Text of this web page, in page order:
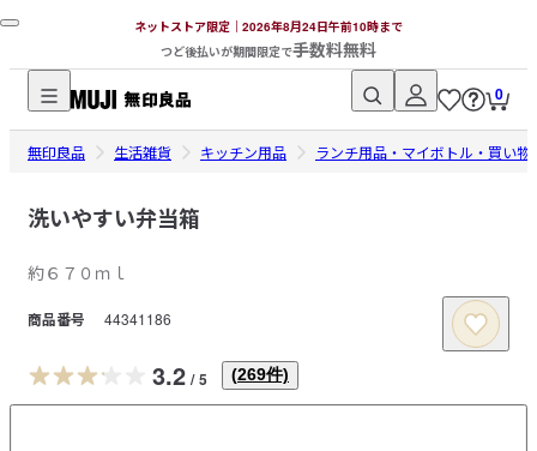
ネットストア限定｜2026年8月24日午前10時まで
つど後払いが期間限定で手数料無料
無
印
品
ッ
ス
ト
0
無印良品 生活雑貨 キッチン用品 ランチ用品・マイボトル・買い物
洗いやすい弁当箱
約６７０ｍｌ
商品番号 44341186
3.2 / 5 (269件)